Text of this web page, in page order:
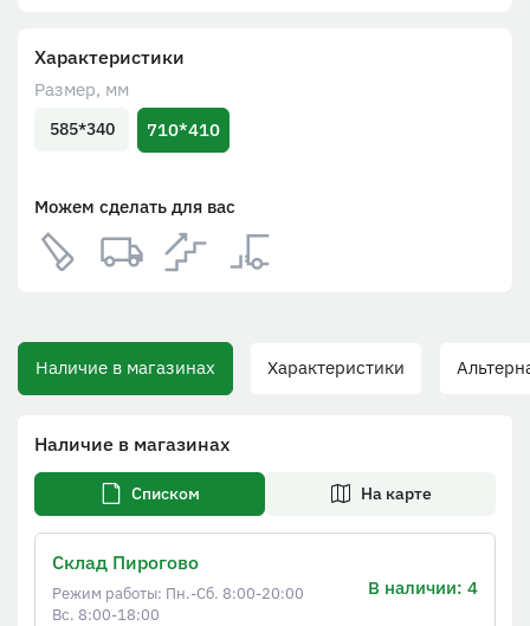
Характеристики
Размер, мм
585*340 710*410
Можем сделать для вас
Наличие в магазинах Характеристики
Наличие в магазинах
Списком На карте
Склад Пирогово
Режим работы: Пн.-Сб. 8:00-20:00
Вс. 8:00-18:00
В наличии: 4